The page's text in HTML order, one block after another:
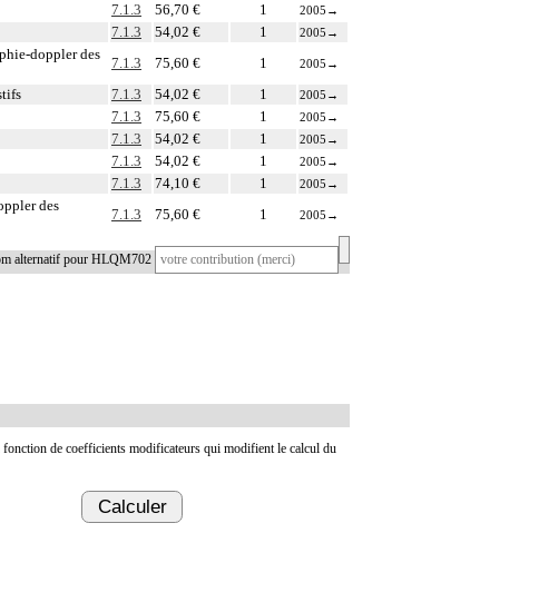
7.1.3 56,70 € 1 2005 →
7.1.3 54,02 € 1 2005 →
doppler des
7.1.3 75,60 € 1 2005 →
7.1.3 54,02 € 1 2005 →
7.1.3 75,60 € 1 2005 →
7.1.3 54,02 € 1 2005 →
7.1.3 54,02 € 1 2005 →
7.1.3 74,10 € 1 2005 →
des
7.1.3 75,60 € 1 2005 →
alternatif pour HLQM702
fonction de coefficients modificateurs qui modifient le calcul du
Calculer